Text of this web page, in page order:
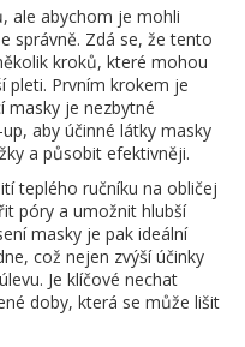
ale abychom je mohli
správně. Zdá se, že tento
kroků, které mohou
pleti. Prvním krokem je
masky je nezbytné
aby účinné látky masky
a působit efektivněji.
teplého ručníku na obličej
póry a umožnit hlubší
masky je pak ideální
což nejen zvýší účinky
Je klíčové nechat
doby, která se může lišit